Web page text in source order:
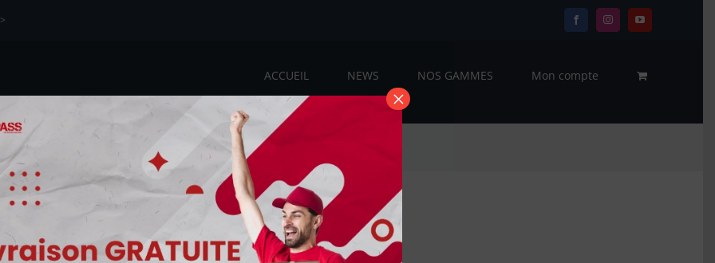
FacebookInstagramYouTube
ACCUEIL NEWS NOS GAMMES Mon compte
×